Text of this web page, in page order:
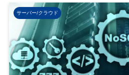
サーバー/クラウド